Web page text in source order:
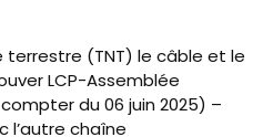
terrestre (TNT) le câble et le
LCP-Assemblée
du 06 juin 2025) –
l’autre chaîne